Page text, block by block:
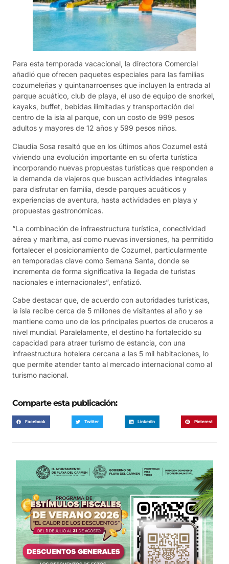
Para esta temporada vacacional, la directora Comercial
añadió que ofrecen paquetes especiales para las familias
cozumeleñas y quintanarroenses que incluyen la entrada al
parque acuático, club de playa, el uso de equipo de snorkel,
kayaks, buffet, bebidas ilimitadas y transportación del
centro de la isla al parque, con un costo de 999 pesos
adultos y mayores de 12 años y 599 pesos niños.
Claudia Sosa resaltó que en los últimos años Cozumel está
viviendo una evolución importante en su oferta turística
incorporando nuevas propuestas turísticas que responden a
la demanda de viajeros que buscan actividades integrales
para disfrutar en familia, desde parques acuáticos y
experiencias de aventura, hasta actividades en playa y
propuestas gastronómicas.
“La combinación de infraestructura turística, conectividad
aérea y marítima, así como nuevas inversiones, ha permitido
fortalecer el posicionamiento de Cozumel, particularmente
en temporadas clave como Semana Santa, donde se
incrementa de forma significativa la llegada de turistas
nacionales e internacionales”, enfatizó.
Cabe destacar que, de acuerdo con autoridades turísticas,
la isla recibe cerca de 5 millones de visitantes al año y se
mantiene como uno de los principales puertos de cruceros a
nivel mundial. Paralelamente, el destino ha fortalecido su
capacidad para atraer turismo de estancia, con una
infraestructura hotelera cercana a las 5 mil habitaciones, lo
que permite atender tanto al mercado internacional como al
turismo nacional.
Comparte esta publicación:
Facebook Twitter LinkedIn Pinterest